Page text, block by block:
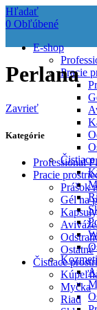
Hľadať
0 Obľúbené
E-shop
Pracie
Perlana
Zavrieť
Kategórie
Professional
Pracie
Prášok
Gél na
Ostatné
Čistiace
Myčka
Riad